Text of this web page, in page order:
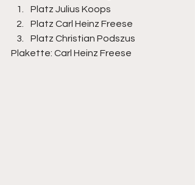
Platz Julius Koops
Platz Carl Heinz Freese
Platz Christian Podszus
Plakette: Carl Heinz Freese